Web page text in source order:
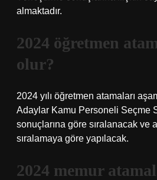
almaktadır.
2024 öğretmen
olur?
2024 yılı öğretmen atamaları
Adaylar Kamu Personeli Seçme
sonuçlarına göre sıralanacak ve
sıralamaya göre yapılacak.
2024 memur